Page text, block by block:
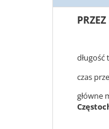
długość
czas
główne